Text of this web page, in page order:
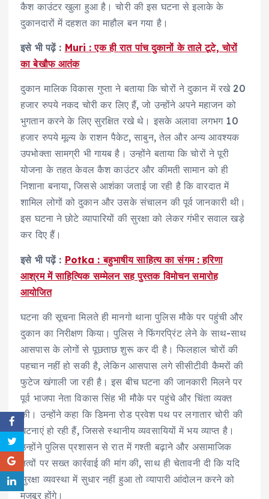
कैश काउंटर खुला हुआ है। चोरी की इस घटना से इलाके के
दुकानदारों में दहशत का माहौल बन गया है।
इसे भी पढ़ें : Muri : एक ही रात पांच दुकानों के ताले टूटे, चोरों
का बेखौफ आतंक
दुकान मालिक विकास गुप्ता ने बताया कि चोरों ने दुकान में रखे 20
हजार रुपये नकद चोरी कर लिए हैं, जो उन्होंने अपने महाजन को
भुगतान करने के लिए सुरक्षित रखे थे। इसके अलावा लगभग 10
हजार रुपये मूल्य के राशन पैकेट, साबुन, तेल और अन्य आवश्यक
उपभोक्ता सामग्री भी गायब है। उन्होंने बताया कि चोरों ने पूरी
योजना के तहत केवल कैश काउंटर और कीमती सामान को ही
निशाना बनाया, जिससे आशंका जताई जा रही है कि वारदात में
शामिल लोगों को दुकान और उसके संचालन की पूर्व जानकारी थी।
इस घटना ने छोटे व्यापारियों की सुरक्षा को लेकर गंभीर सवाल खड़े
कर दिए हैं।
इसे भी पढ़ें : Potka : बहुभाषीय साहित्य का संगम : हरिणा
आश्रम में साहित्यिक सम्मेलन सह पुस्तक विमोचन समारोह
आयोजित
घटना की सूचना मिलते ही मानगो थाना पुलिस मौके पर पहुंची और
दुकान का निरीक्षण किया। पुलिस ने फिंगरप्रिंट लेने के साथ-साथ
आसपास के लोगों से पूछताछ शुरू कर दी है। फिलहाल चोरों की
पहचान नहीं हो सकी है, लेकिन आसपास लगे सीसीटीवी कैमरों की
फुटेज खंगाली जा रही है। इस बीच घटना की जानकारी मिलने पर
पूर्व भाजपा नेता विकास सिंह भी मौके पर पहुंचे और चिंता व्यक्त
की। उन्होंने कहा कि डिमना रोड प्रवेश पथ पर लगातार चोरी की
घटनाएं हो रही हैं, जिससे स्थानीय व्यवसायियों में भय व्याप्त है।
उन्होंने पुलिस प्रशासन से रात में गश्ती बढ़ाने और असामाजिक
तत्वों पर सख्त कार्रवाई की मांग की, साथ ही चेतावनी दी कि यदि
सुरक्षा व्यवस्था में सुधार नहीं हुआ तो व्यापारी आंदोलन करने को
मजबूर होंगे।